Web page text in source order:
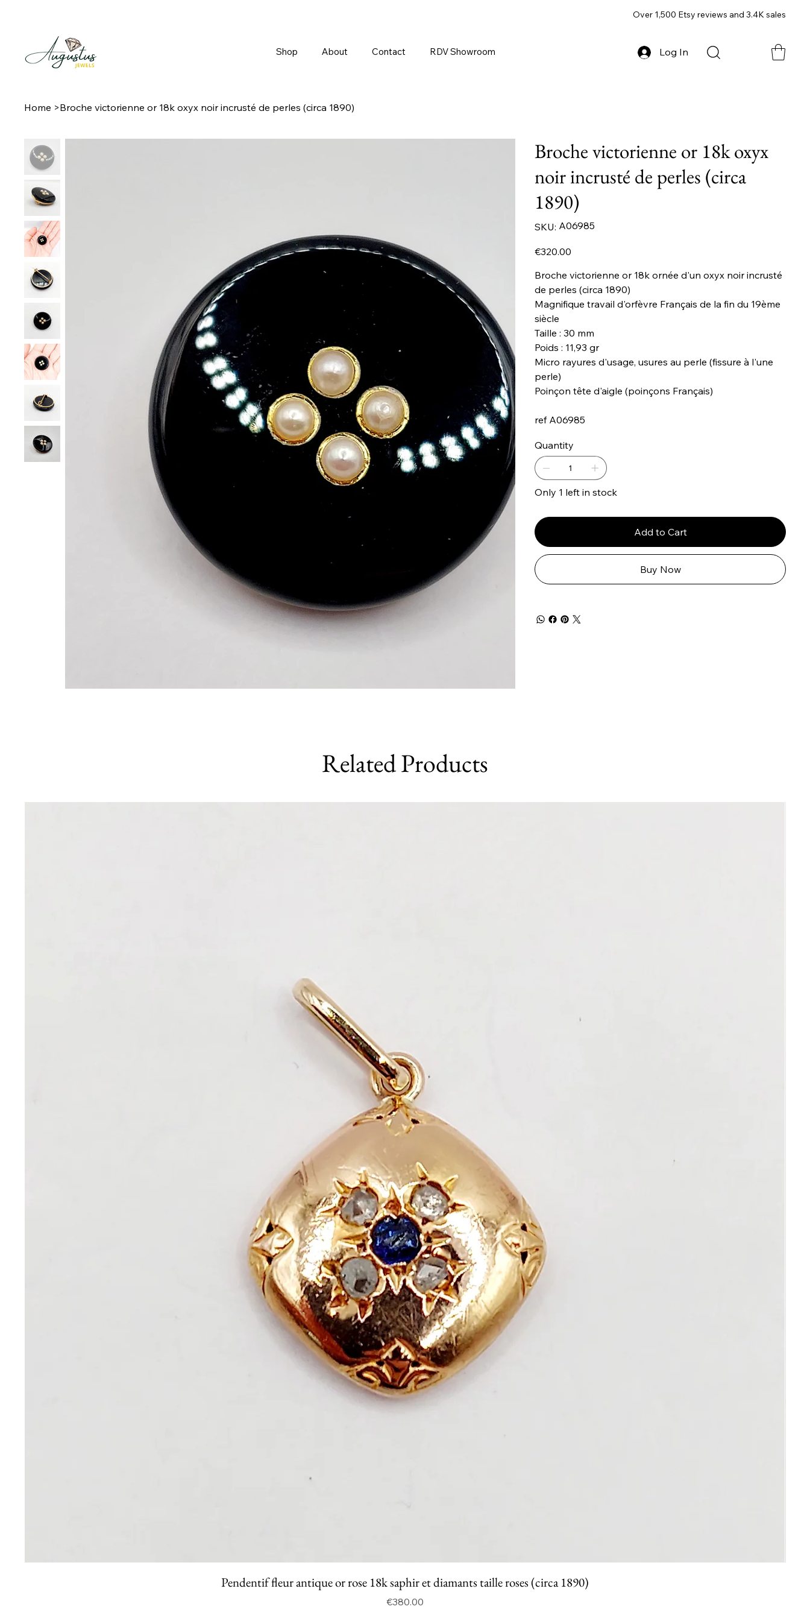
Shop About Contact RDV Showroom Log In
Over 1,500 Etsy reviews and 3.4K sales
Home >Broche victorienne or 18k oxyx noir incrusté de perles (circa 1890)
Broche victorienne or 18k oxyx
noir incrusté de perles (circa
1890)
SKU:
SKU
A06985
A06985
Price
€320.00
Broche victorienne or 18k ornée d'un oxyx noir incrusté
de perles (circa 1890)
Magnifique travail d'orfèvre Français de la fin du 19ème
siècle
Taille : 30 mm
Poids : 11,93 gr
Micro rayures d'usage, usures au perle (fissure à l'une
perle)
Poinçon tête d'aigle (poinçons Français)
ref A06985
Quantity
Only 1 left in stock
Add to Cart
Buy Now
Related Products
Pendentif fleur antique or rose 18k saphir et diamants taille roses (circa 1890)
Price
€380.00